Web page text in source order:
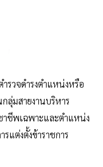
รวจดำรงตำแหน่งหรือ
ลุ่มสายงานบริหาร
าชีพเฉพาะและตำแหน่ง
รแต่งตั้งข้าราชการ